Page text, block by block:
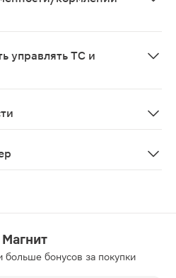
управлять ТС и
больше бонусов за покупки